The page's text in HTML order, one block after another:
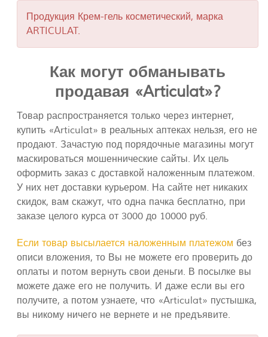
Продукция Крем-гель косметический, марка
ARTICULAT.
Как могут обманывать
продавая «Articulat»?
Товар распространяется только через интернет,
купить «Articulat» в реальных аптеках нельзя, его не
продают. Зачастую под порядочные магазины могут
маскироваться мошеннические сайты. Их цель
оформить заказ с доставкой наложенным платежом.
У них нет доставки курьером. На сайте нет никаких
скидок, вам скажут, что одна пачка бесплатно, при
заказе целого курса от 3000 до 10000 руб.
Если товар высылается наложенным платежом без
описи вложения, то Вы не можете его проверить до
оплаты и потом вернуть свои деньги. В посылке вы
можете даже его не получить. И даже если вы его
получите, а потом узнаете, что «Articulat» пустышка,
вы никому ничего не вернете и не предъявите.